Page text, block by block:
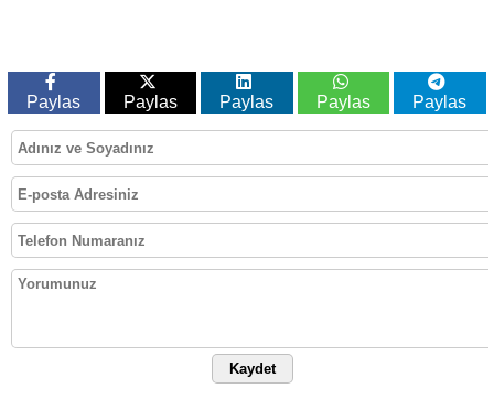
Paylas Paylas Paylas Paylas Paylas
Kaydet